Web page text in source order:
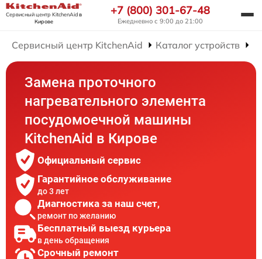
Сервисный центр KitchenAidв
Кирове
+7 (800) 301-67-48
Ежедневно с 9:00 до 21:00
Сервисный центр KitchenAid Каталог устройств
Замена проточного
нагревательного элемента
посудомоечной машины
KitchenAid в Кирове
Официальный сервис
Гарантийное обслуживание
до 3 лет
Диагностика за наш счет,
ремонт по желанию
Бесплатный выезд курьера
в день обращения
Срочный ремонт